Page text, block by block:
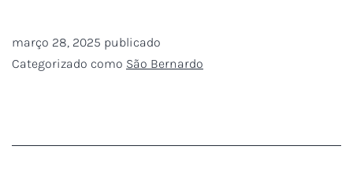
março 28, 2025 publicado
Categorizado como São Bernardo